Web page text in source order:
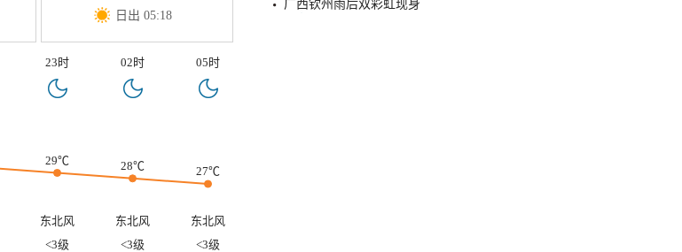
日出 05:18
23时 02时 05时
29℃ 28℃ 27℃
东北风 东北风
东北风
<3级 <3级 <3级
广西钦州雨后双彩虹现身